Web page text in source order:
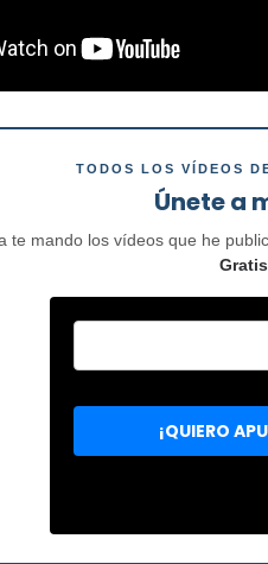
TODOS LOS VÍDEOS
Únete a
te mando los vídeos que he